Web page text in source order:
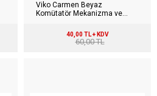
Viko Carmen Beyaz
Komütatör Mekanizma ve
40,00 TL + KDV
60,00 TL